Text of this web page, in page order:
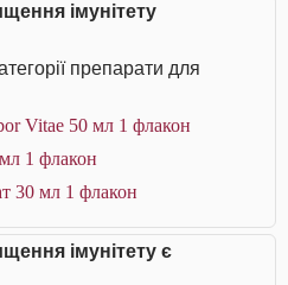
імунітету
препарати для
Vitae 50 мл 1 флакон
1 флакон
30 мл 1 флакон
імунітету є